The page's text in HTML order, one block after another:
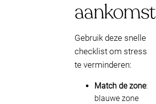
aankomst
Gebruik deze snelle
checklist om stress
te verminderen:
Match de zone:
blauwe zone